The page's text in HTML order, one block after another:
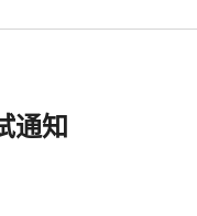
通知